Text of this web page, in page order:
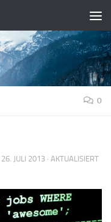
0
26. JULI 2013 · AKTUALISIERT